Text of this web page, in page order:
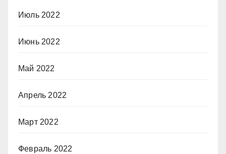
Июль 2022
Июнь 2022
Май 2022
Апрель 2022
Март 2022
Февраль 2022